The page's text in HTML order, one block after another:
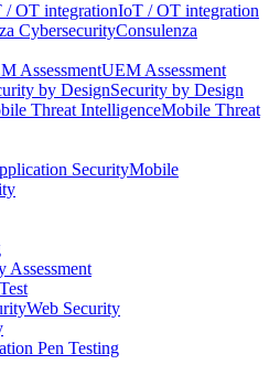
IoT / OT integration
Consulenza
UEM Assessment
Security by Design
Mobile Threat
Mobile
Assessment
Web Security
Pen Testing